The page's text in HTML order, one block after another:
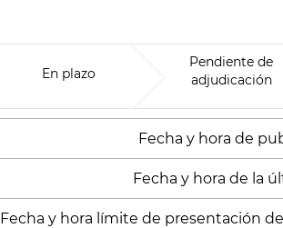
En plazo
Pendiente de
adjudicación
Fecha y hora de
Fecha y hora de la
Fecha y hora límite de presentación